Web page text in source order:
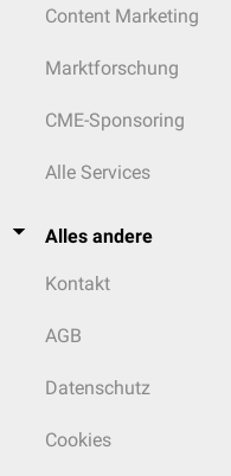
Content Marketing
Marktforschung
CME-Sponsoring
Alle Services
Alles andere
Kontakt
AGB
Datenschutz
Cookies